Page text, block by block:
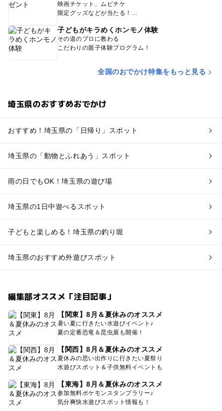
映画チケット、ムビチケ
限定グッズなどが当たる！
子どもがキラめくホンモノ体験
その道のプロに教わる
こだわりの親子体験プログラム！
全国のおでかけ特集をもっと見る
埼玉県のおすすめおでかけ
おすすめ！埼玉県の「日帰り」スポット
埼玉県の「動物とふれあう」スポット
雨の日でもOK！埼玉県の遊び場
埼玉県の1日中遊べるスポット
子どもと楽しめる！埼玉県の釣り堀
埼玉県のおすすめ外遊びスポット
編集部オススメ「注目記事」
【関東】8月＆夏休みのオススメ
暑い夏に行きたい水遊びイベント♪
夏の定番恐竜＆昆虫展も開催！
【関西】8月＆夏休みのオススメ
夏休みの思い出作りに行きたい夏祭り
水遊びスポット＆子供無料イベントも
【東海】8月＆夏休みのオススメ
参加無料ポケモンスタンプラリー♪
気分爽快水遊びスポット情報も！